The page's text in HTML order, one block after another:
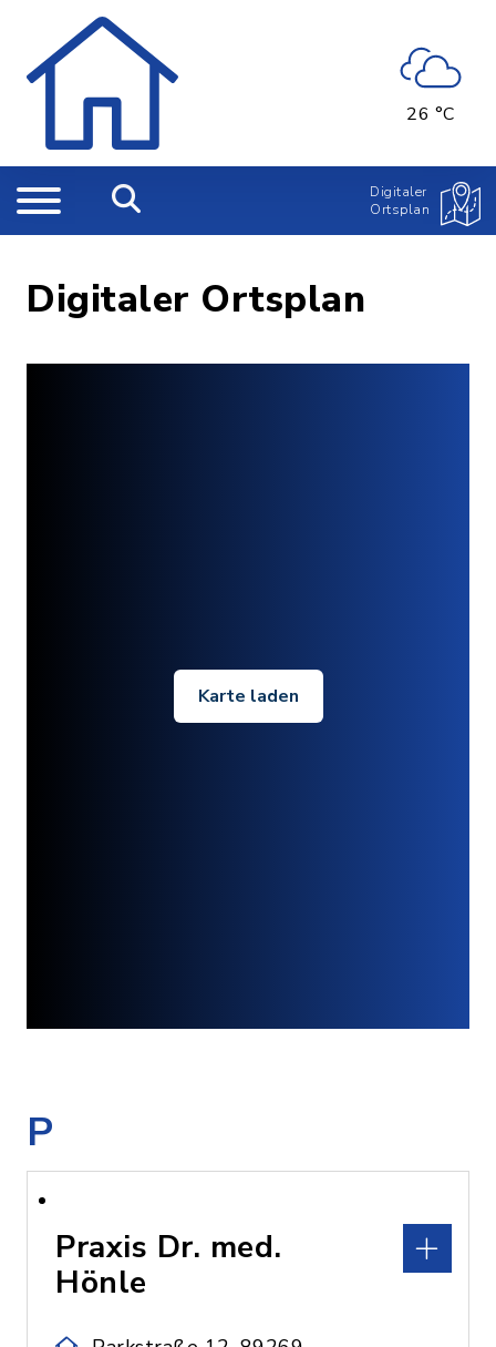
26 °C
Digitaler
Ortsplan
Digitaler Ortsplan
Karte laden
P
Praxis Dr. med.
Hönle